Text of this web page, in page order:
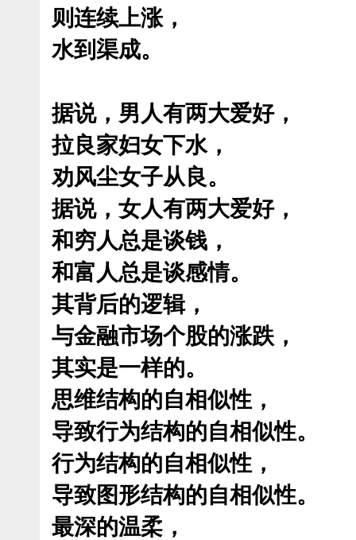
则连续上涨，
水到渠成。
据说，男人有两大爱好，
拉良家妇女下水，
劝风尘女子从良。
据说，女人有两大爱好，
和穷人总是谈钱，
和富人总是谈感情。
其背后的逻辑，
与金融市场个股的涨跌，
其实是一样的。
思维结构的自相似性，
导致行为结构的自相似性。
行为结构的自相似性，
导致图形结构的自相似性。
最深的温柔，